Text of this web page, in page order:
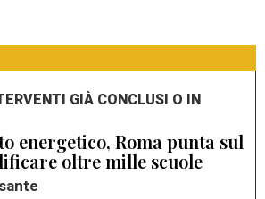
GIÀ CONCLUSI O IN
energetico, Roma punta sul
oltre mille scuole